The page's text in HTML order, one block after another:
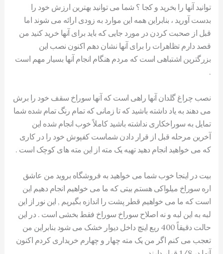
توانید آنها را بخرید و کجا ؟ شما می توانید بهترین ارزش خود را
بدست آورید ، بنابراین همه این موارد به زودی ارائه می شوند اما
قبل از صحبت کردن در مورد جایی که باید برای آنها خرید کنید من
قصد دارم تظاهرات را برای آنها نشان دهم اکنون نصب این
بزرگترین اشتباهی است که مردم هنگام انجام آنها بسیار مهم است
.
نصب چراغ گلدان آنها راهی است که آنها سوراخ سقف خود را برش
می دهند به یاد داشته باشید که تا زمانی که تمام رنگ تمام شده شما
تمایل به سوراخکاری نداشته باشید کاملاً خوب انجام شده این
آخرین مرحله قبل از قرار دادن شماست کفپوش خود را در کاری
که می خواهید انجام دهید تهیه یک مته از این مته های کوچک است .
بیت در اینجا خوب شما می خواهید به فروشگاه بروید من عاشق
اره سوراخ میلواکی هستم بیتی که ما می خواهیم انجام دهیم این
است که ما می خواهیم قطر پشت را اندازه بگیریم , این نور از این
لبه به این لبه و نه اصلاح سوراخ سوراخ فقط بخشی است . در این
حالت دقیقاً 400 ربع اینچ داخل دیوار خشک می شود بنابراین من
تعجب می کنم اگر من یک مته چهار و چهارم خریداری کردم اکنون